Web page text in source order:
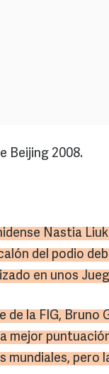
Beijing 2008.
Nastia
del podio
en unos
de la FIG, Bruno
mejor
mundiales, pero